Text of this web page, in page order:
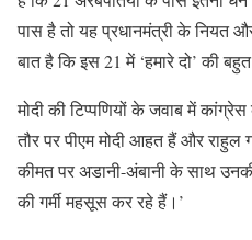
पास है तो यह प्रधानमंत्री के नियत
बात है कि इस 21 में ‘हमारे दो’ की
मोदी की टिप्पणियों के जवाब में
तौर पर पीएम मोदी आहत हैं और राहुल
कीमत पर अडानी-अंबानी के साथ
की गर्मी महसूस कर रहे हैं।’